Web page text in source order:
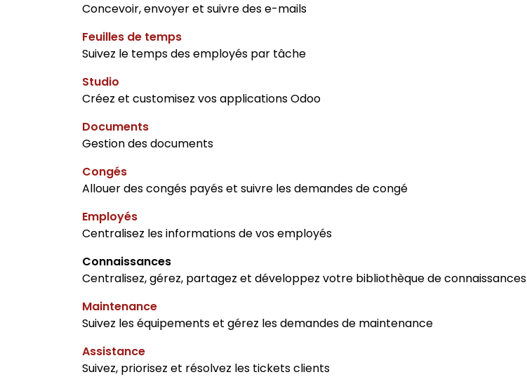
Concevoir, envoyer et suivre des e-mails
Feuilles de temps
Suivez le temps des employés par tâche
Studio
Créez et customisez vos applications Odoo
Documents
Gestion des documents
Congés
Allouer des congés payés et suivre les demandes de congé
Employés
Centralisez les informations de vos employés
Connaissances
Centralisez, gérez, partagez et développez votre bibliothèque de connaissances
Maintenance
Suivez les équipements et gérez les demandes de maintenance
Assistance
Suivez, priorisez et résolvez les tickets clients